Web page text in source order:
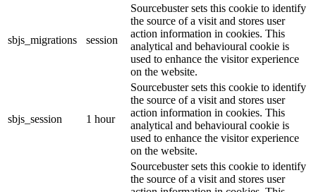
sbjs_migrations session
Sourcebuster sets this cookie to identify
the source of a visit and stores user
action information in cookies. This
analytical and behavioural cookie is
used to enhance the visitor experience
on the website.
sbjs_session 1 hour
Sourcebuster sets this cookie to identify
the source of a visit and stores user
action information in cookies. This
analytical and behavioural cookie is
used to enhance the visitor experience
on the website.
Sourcebuster sets this cookie to identify
the source of a visit and stores user